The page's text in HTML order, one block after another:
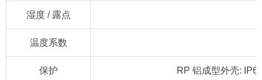
湿度 / 露点
温度系数
保护 RP 铝成型外壳: